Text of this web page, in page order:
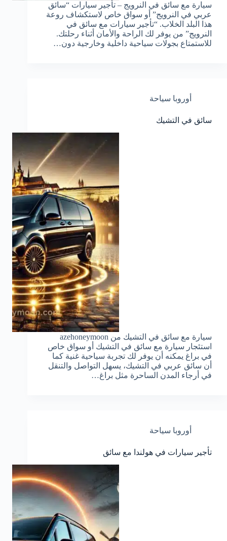
سيارة مع سائق في النرويج – تأجير سيارات “سائق
عربي في النرويج” أو سواق خاص لاستكشاف روعة
هذا البلد الخلاب. “تأجير سيارات مع سائق في
النرويج” من يوفر لك الراحة والأمان أثناء رحلتك.
للاستمتاع بجولات سياحية داخلية وخارجية دون…
أوروبا سياحة
سائق في التشيك
سيارة مع سائق في التشيك من azehoneymoon
استئجار سيارة مع سائق في التشيك أو سواق خاص
في براغ يمكنه أن يوفر لك تجربة سياحية غنية كما
أن سائق عربي في التشيك، يسهل التواصل والتنقل
في أرجاء المدن الساحرة مثل براغ…
أوروبا سياحة
تأجير سيارات في هولندا مع سائق